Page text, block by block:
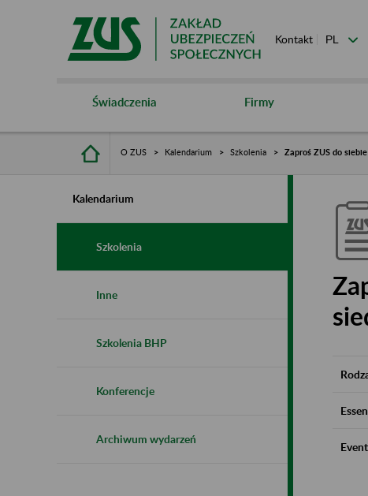
Kontakt
Świadczenia Firmy
O ZUS Kalendarium Szkolenia Zaproś ZUS do
Kalendarium
Szkolenia
Inne
Szkolenia BHP
Konferencje
Archiwum wydarzeń